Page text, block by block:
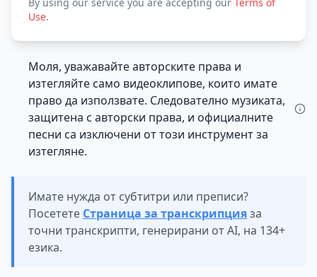
Use.
Моля, уважавайте авторските права и
изтегляйте само видеоклипове, които имате
право да използвате. Следователно музиката,
защитена с авторски права, и официалните
песни са изключени от този инструмент за
изтегляне.
Имате нужда от субтитри или преписи?
Посетете Страница за транскрипцияза
точни транскрипти, генерирани от AI, на 134+
езика.